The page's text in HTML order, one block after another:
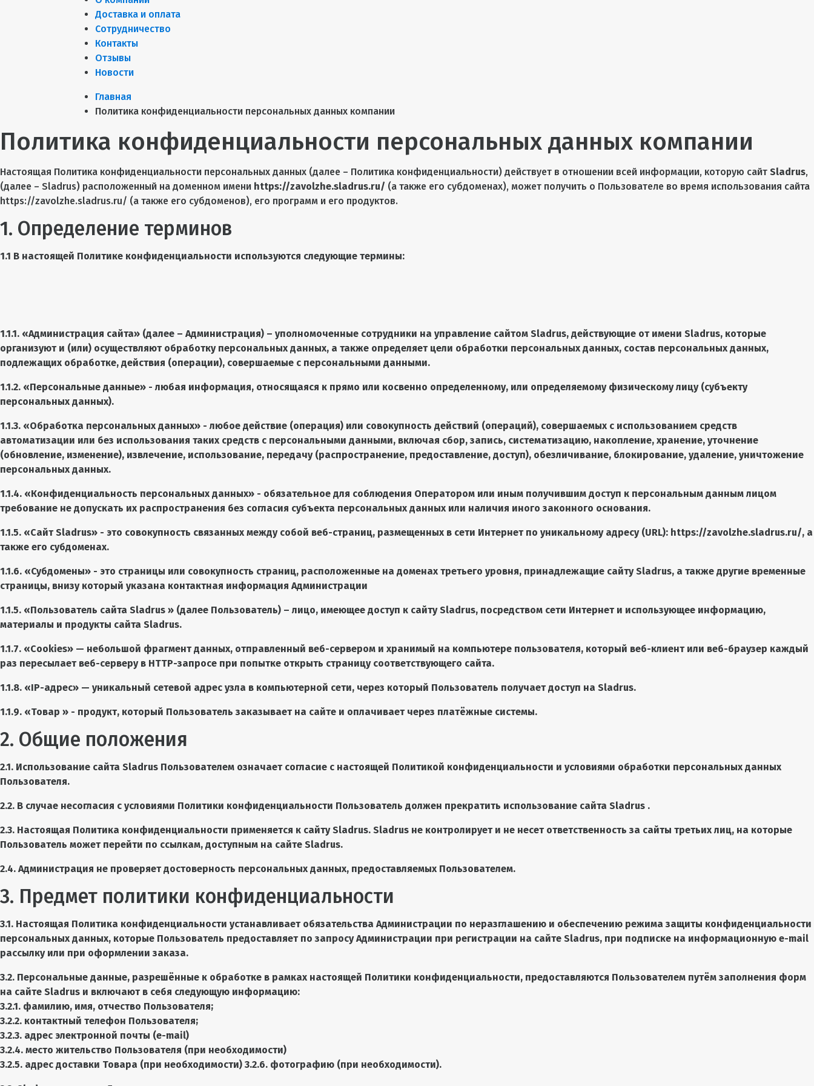
Доставка и оплата
Сотрудничество
Контакты
Отзывы
Новости
Главная
Политика конфиденциальности персональных данных компании
Политика конфиденциальности персональных данных компании
Настоящая Политика конфиденциальности персональных данных (далее – Политика конфиденциальности) действует в отношении всей информации, которую сайт Sladrus,
(далее – Sladrus) расположенный на доменном имени https://zavolzhe.sladrus.ru/ (а также его субдоменах), может получить о Пользователе во время использования сайта
https://zavolzhe.sladrus.ru/ (а также его субдоменов), его программ и его продуктов.
1. Определение терминов
1.1 В настоящей Политике конфиденциальности используются следующие термины:
1.1.1. «Администрация сайта» (далее – Администрация) – уполномоченные сотрудники на управление сайтом Sladrus, действующие от имени Sladrus, которые
организуют и (или) осуществляют обработку персональных данных, а также определяет цели обработки персональных данных, состав персональных данных,
подлежащих обработке, действия (операции), совершаемые с персональными данными.
1.1.2. «Персональные данные» - любая информация, относящаяся к прямо или косвенно определенному, или определяемому физическому лицу (субъекту
персональных данных).
1.1.3. «Обработка персональных данных» - любое действие (операция) или совокупность действий (операций), совершаемых с использованием средств
автоматизации или без использования таких средств с персональными данными, включая сбор, запись, систематизацию, накопление, хранение, уточнение
(обновление, изменение), извлечение, использование, передачу (распространение, предоставление, доступ), обезличивание, блокирование, удаление, уничтожение
персональных данных.
1.1.4. «Конфиденциальность персональных данных» - обязательное для соблюдения Оператором или иным получившим доступ к персональным данным лицом
требование не допускать их распространения без согласия субъекта персональных данных или наличия иного законного основания.
1.1.5. «СайтSladrus» - это совокупность связанных между собой веб-страниц, размещенных в сети Интернет по уникальному адресу (URL): https://zavolzhe.sladrus.ru/, а
также его субдоменах.
1.1.6. «Субдомены» - это страницы или совокупность страниц, расположенные на доменах третьего уровня, принадлежащие сайту Sladrus, а также другие временные
страницы, внизу который указана контактная информация Администрации
1.1.5. «Пользователь сайта Sladrus » (далее Пользователь) – лицо, имеющее доступ к сайтуSladrus, посредством сети Интернет и использующее информацию,
материалы и продукты сайта Sladrus.
1.1.7. «Cookies» — небольшой фрагмент данных, отправленный веб-сервером и хранимый на компьютере пользователя, который веб-клиент или веб-браузер каждый
раз пересылает веб-серверу в HTTP-запросе при попытке открыть страницу соответствующего сайта.
1.1.8. «IP-адрес» — уникальный сетевой адрес узла в компьютерной сети, через который Пользователь получает доступ на Sladrus.
1.1.9. «Товар » - продукт, который Пользователь заказывает на сайте и оплачивает через платёжные системы.
2. Общие положения
2.1. Использование сайта Sladrus Пользователем означает согласие с настоящей Политикой конфиденциальности и условиями обработки персональных данных
Пользователя.
2.2. В случае несогласия с условиями Политики конфиденциальности Пользователь должен прекратить использование сайта Sladrus .
2.3. Настоящая Политика конфиденциальности применяется к сайту Sladrus. Sladrus не контролирует и не несет ответственность за сайты третьих лиц, на которые
Пользователь может перейти по ссылкам, доступным на сайте Sladrus.
2.4. Администрация не проверяет достоверность персональных данных, предоставляемых Пользователем.
3. Предмет политики конфиденциальности
3.1. Настоящая Политика конфиденциальности устанавливает обязательства Администрации по неразглашению и обеспечению режима защиты конфиденциальности
персональных данных, которые Пользователь предоставляет по запросу Администрации при регистрации на сайте Sladrus, при подписке на информационную e-mail
рассылку или при оформлении заказа.
3.2. Персональные данные, разрешённые к обработке в рамках настоящей Политики конфиденциальности, предоставляются Пользователем путём заполнения форм
на сайте Sladrus и включают в себя следующую информацию:
3.2.1. фамилию, имя, отчество Пользователя;
3.2.2. контактный телефон Пользователя;
3.2.3. адрес электронной почты (e-mail)
3.2.4. место жительство Пользователя (при необходимости)
3.2.5. адрес доставки Товара (при необходимости) 3.2.6. фотографию (при необходимости).